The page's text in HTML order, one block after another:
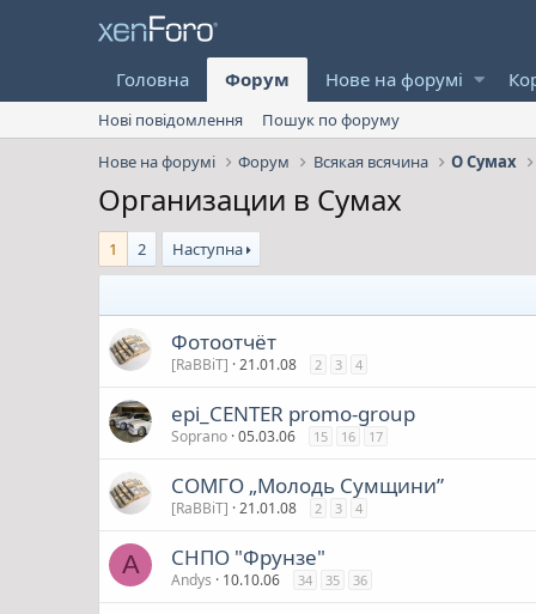
Головна Форум Нове на форумі
Нові повідомлення
Пошук по форуму
Нове на форумі
Форум Всякая всячина О Сумах
Организации в Сумах
1 2 Наступна
Фотоотчёт
[RaBBiT] 21.01.08 2 3 4
epi_CENTER promo-group
Soprano 05.03.06 15 16 17
СОМГО „Молодь Сумщини”
[RaBBiT] 21.01.08 2 3 4
A СНПО "Фрунзе"
Andys 10.10.06 34 35 36